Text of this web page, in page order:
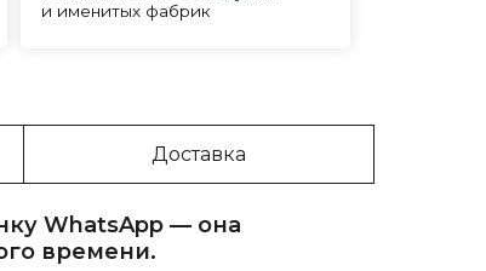
Доставка
WhatsApp — она
времени.